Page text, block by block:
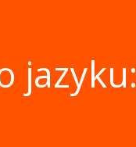
jazyku: